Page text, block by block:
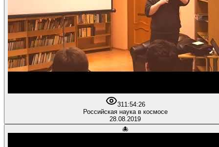
31 1:54:26
Российская наука в космосе
28.08.2019
🐙